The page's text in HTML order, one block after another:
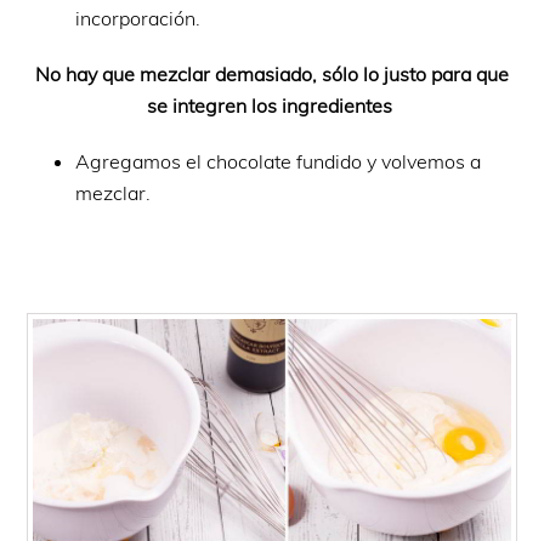
incorporación.
No hay que mezclar demasiado, sólo lo justo para que
se integren los ingredientes
Agregamos el chocolate fundido y volvemos a
mezclar.